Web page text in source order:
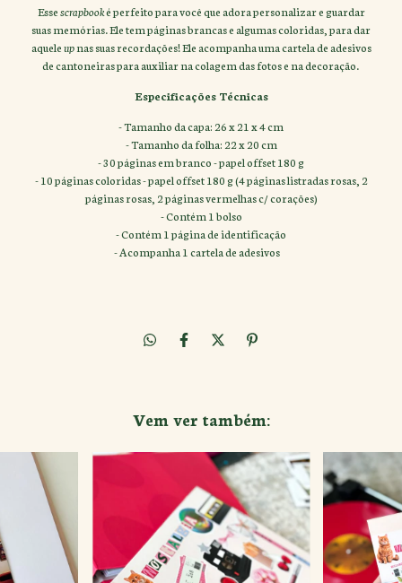
Essescrapbooké perfeito para você que adora personalizar e guardar
suas memórias. Ele tem páginas brancas e algumas coloridas, para dar
aqueleupnas suas recordações! Ele acompanha uma cartela de adesivos
de cantoneiras para auxiliar na colagem das fotos e na decoração.
Especificações Técnicas
- Tamanho da capa: 26 x 21 x 4 cm
- Tamanho da folha: 22 x 20 cm
- 30 páginas em branco - papel offset 180 g
- 10 páginas coloridas - papel offset 180 g (4 páginas listradas rosas, 2
páginas rosas, 2 páginas vermelhas c/ corações)
- Contém 1 bolso
- Contém 1 página de identificação
- Acompanha 1 cartela de adesivos
Vem ver também: